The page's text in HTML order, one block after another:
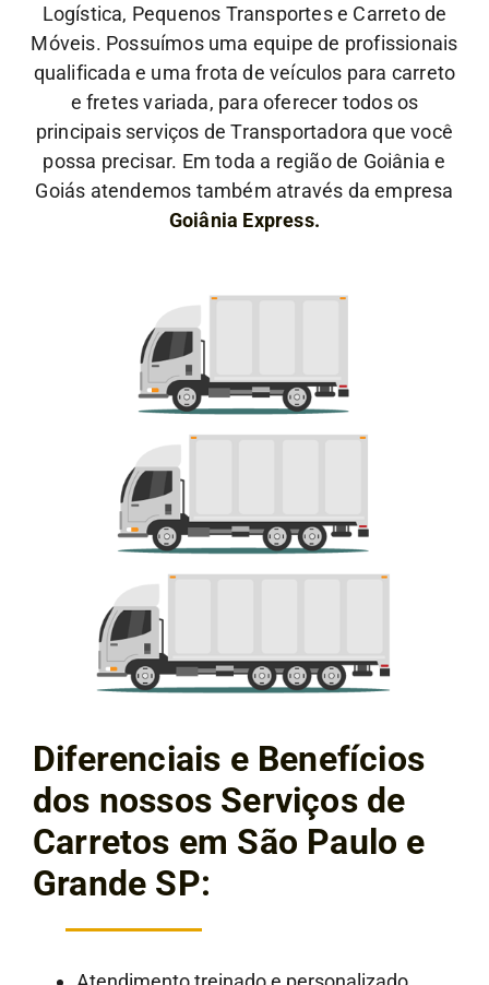
Logística, Pequenos Transportes e Carreto de
Móveis. Possuímos uma equipe de profissionais
qualificada e uma frota de veículos para carreto
e fretes variada, para oferecer todos os
principais serviços de Transportadora que você
possa precisar. Em toda a região de Goiânia e
Goiás atendemos também através da empresa
Goiânia Express.
Diferenciais e Benefícios
dos nossos Serviços de
Carretos em São Paulo e
Grande SP: